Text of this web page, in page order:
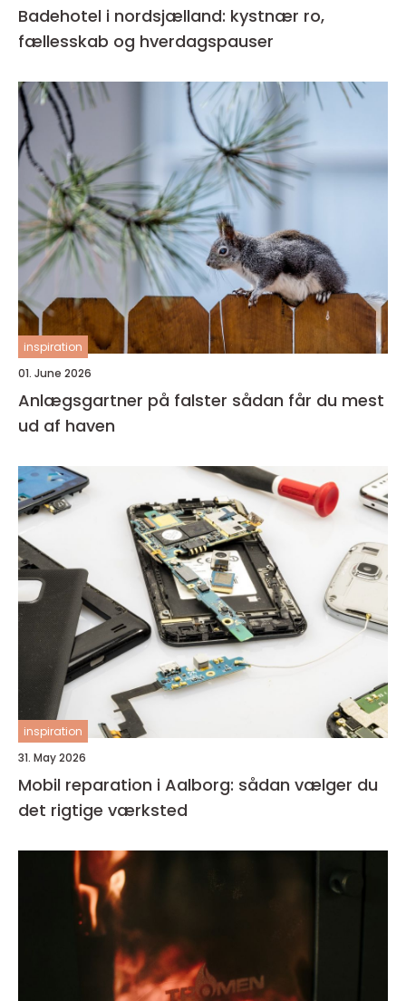
Badehotel i nordsjælland: kystnær ro,
fællesskab og hverdagspauser
inspiration
01. June 2026
Anlægsgartner på falster sådan får du mest
ud af haven
inspiration
31. May 2026
Mobil reparation i Aalborg: sådan vælger du
det rigtige værksted